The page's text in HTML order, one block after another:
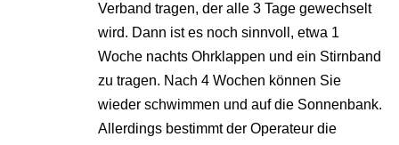
Verband tragen, der alle 3 Tage gewechselt
wird. Dann ist es noch sinnvoll, etwa 1
Woche nachts Ohrklappen und ein Stirnband
zu tragen. Nach 4 Wochen können Sie
wieder schwimmen und auf die Sonnenbank.
Allerdings bestimmt der Operateur die